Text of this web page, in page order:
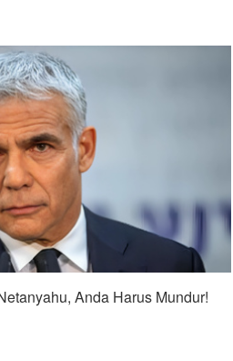
Anda Harus Mundur!